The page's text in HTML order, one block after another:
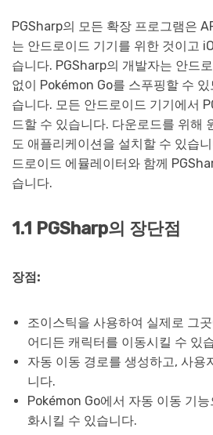
PGSharp의 모든 확장 프로그램은
는 안드로이드 기기를 위한 것이고
습니다. PGSharp의 개발자는 안드
없이 Pokémon Go를 스푸핑할 수
습니다. 모든 안드로이드 기기에서
드할 수 있습니다. 다운로드를 위해
도 애플리케이션을 설치할 수 있습
드로이드 에뮬레이터와 함께
습니다.
1.1 PGSharp의 장단점
장점:
조이스틱을 사용하여 실제로 그
어디든 캐릭터를 이동시킬 수 있
자동 이동 경로를 생성하고, 사용
니다.
Pokémon Go에서 자동 이동 기
화시킬 수 있습니다.